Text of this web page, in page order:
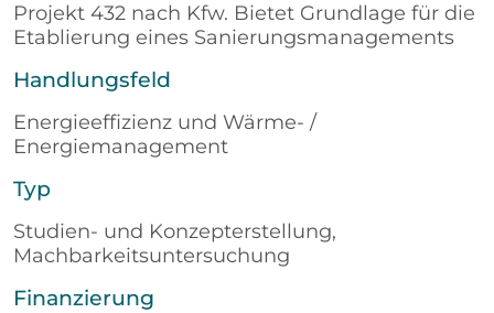
Projekt 432 nach Kfw. Bietet Grundlage für die
Etablierung eines Sanierungsmanagements
Handlungsfeld
Energieeffizienz und Wärme- /
Energiemanagement
Typ
Studien- und Konzepterstellung,
Machbarkeitsuntersuchung
Finanzierung